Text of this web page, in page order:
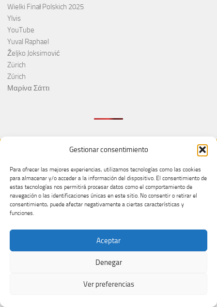
Gestionar consentimiento
Para ofrecer las mejores experiencias, utilizamos tecnologías como las cookies
para almacenar y/o acceder a la información del dispositivo. El consentimiento de
estas tecnologías nos permitirá procesar datos como el comportamiento de
navegación o las identificaciones únicas en este sitio. No consentir o retirar el
consentimiento, puede afectar negativamente a ciertas características y
funciones.
Aceptar
Denegar
Ver preferencias
Wielki Finał Polskich 2025
Ylvis
YouTube
Yuval Raphael
Željko Joksimović
Zürich
Zúrich
Μαρίνα Σάττι
Enjoy my work? Support independent Eurovision coverage
Enjoy my work? Support independent Eurovision coverage